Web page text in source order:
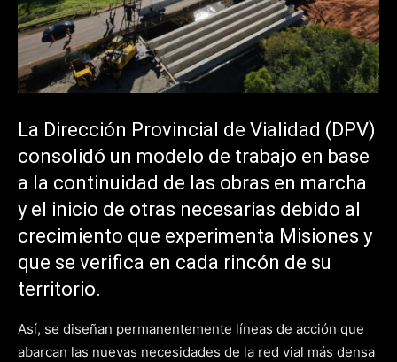
La Dirección Provincial de Vialidad (DPV)
consolidó un modelo de trabajo en base
a la continuidad de las obras en marcha
y el inicio de otras necesarias debido al
crecimiento que experimenta Misiones y
que se verifica en cada rincón de su
territorio.
Así, se diseñan permanentemente líneas de acción que
abarcan las nuevas necesidades de la red vial más densa